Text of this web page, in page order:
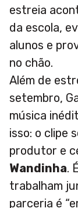
estreia
da escola,
alunos e
no chão.
Além de
setembro,
música
isso: o clipe
produtor e
Wandinha.
trabalham
parceria é